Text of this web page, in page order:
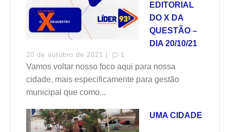
EDITORIAL
DO X DA
QUESTÃO –
DIA 20/10/21
20 de outubro de 2021 | 1
Vamos voltar nosso foco aqui para nossa
cidade, mais especificamente para gestão
municipal que como...
UMA CIDADE